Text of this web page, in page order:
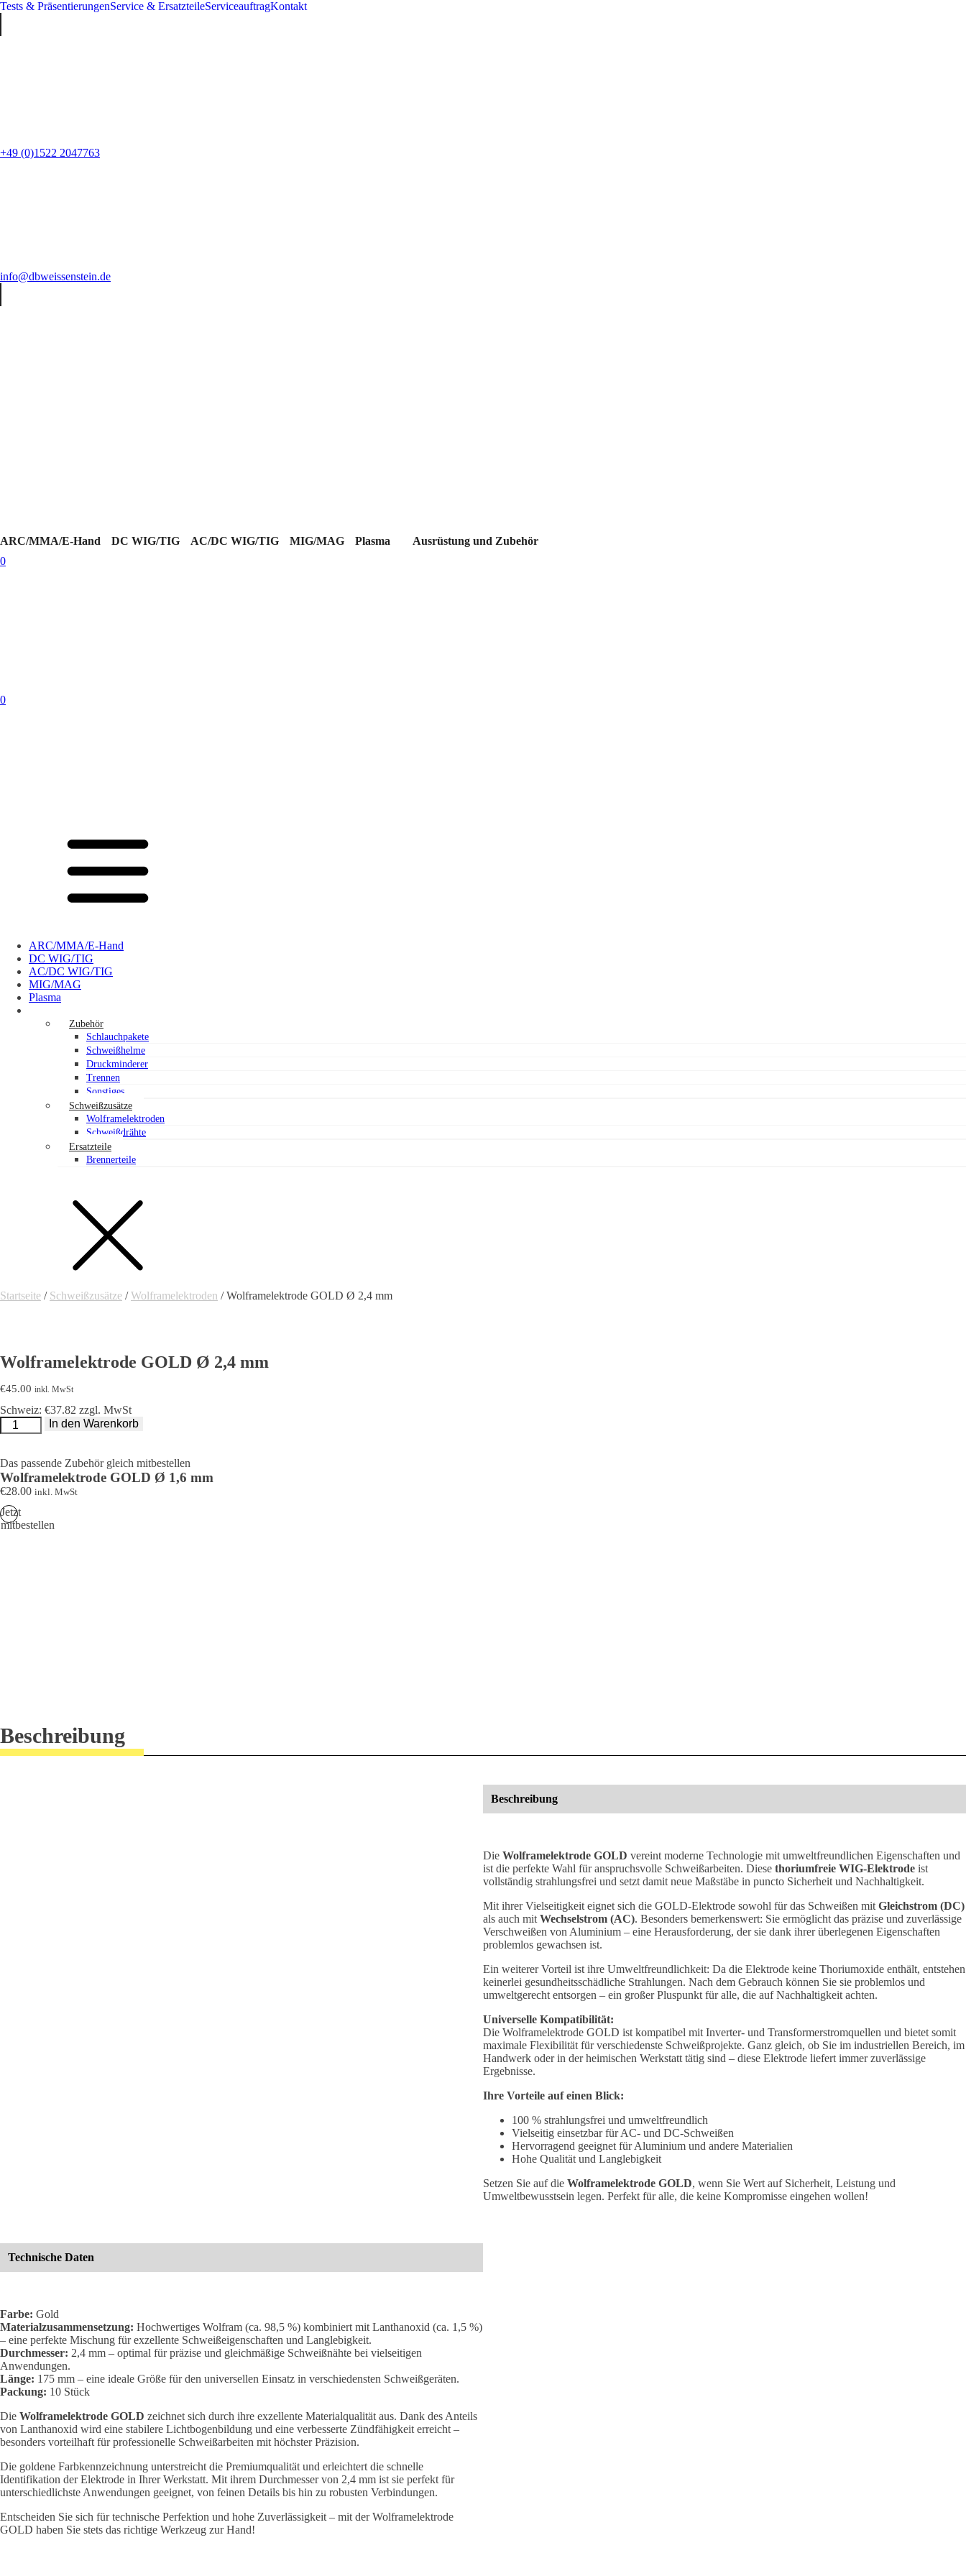
Tests & PräsentierungenService & ErsatzteileServiceauftragKontakt
+49 (0)1522 2047763
info@dbweissenstein.de
ARC/MMA/E-Hand DC WIG/TIG AC/DC WIG/TIG MIG/MAG Plasma
Ausrüstung und Zubehör
0
0
ARC/MMA/E-Hand
DC WIG/TIG
AC/DC WIG/TIG
MIG/MAG
Plasma
Zubehör
Schlauchpakete
Schweißhelme
Druckminderer
Trennen
Sonstiges
Schweißzusätze
Wolframelektroden
Schweißdrähte
Ersatzteile
Brennerteile
Startseite / Schweißzusätze /Wolframelektroden / Wolframelektrode GOLD Ø 2,4 mm
Wolframelektrode GOLD Ø 2,4 mm
€45.00 inkl. MwSt
Schweiz: €37.82 zzgl. MwSt
Wolframelektrode
GOLD
mm
Menge
In den Warenkorb
Das passende Zubehör gleich mitbestellen
Wolframelektrode GOLD Ø 1,6 mm
€28.00 inkl. MwSt
Jetzt
mitbestellen
Beschreibung
Beschreibung
Die Wolframelektrode GOLD vereint moderne Technologie mit umweltfreundlichen Eigenschaften und
ist die perfekte Wahl für anspruchsvolle Schweißarbeiten. Diese thoriumfreie WIG-Elektrode ist
vollständig strahlungsfrei und setzt damit neue Maßstäbe in puncto Sicherheit und Nachhaltigkeit.
Mit ihrer Vielseitigkeit eignet sich die GOLD-Elektrode sowohl für das Schweißen mit Gleichstrom (DC)
als auch mit Wechselstrom (AC). Besonders bemerkenswert: Sie ermöglicht das präzise und zuverlässige
Verschweißen von Aluminium – eine Herausforderung, der sie dank ihrer überlegenen Eigenschaften
problemlos gewachsen ist.
Ein weiterer Vorteil ist ihre Umweltfreundlichkeit: Da die Elektrode keine Thoriumoxide enthält, entstehen
keinerlei gesundheitsschädliche Strahlungen. Nach dem Gebrauch können Sie sie problemlos und
umweltgerecht entsorgen – ein großer Pluspunkt für alle, die auf Nachhaltigkeit achten.
Universelle Kompatibilität:
Die Wolframelektrode GOLD ist kompatibel mit Inverter- und Transformerstromquellen und bietet somit
maximale Flexibilität für verschiedenste Schweißprojekte. Ganz gleich, ob Sie im industriellen Bereich, im
Handwerk oder in der heimischen Werkstatt tätig sind – diese Elektrode liefert immer zuverlässige
Ergebnisse.
Ihre Vorteile auf einen Blick:
100 % strahlungsfrei und umweltfreundlich
Vielseitig einsetzbar für AC- und DC-Schweißen
Hervorragend geeignet für Aluminium und andere Materialien
Hohe Qualität und Langlebigkeit
Setzen Sie auf die Wolframelektrode GOLD, wenn Sie Wert auf Sicherheit, Leistung und
Umweltbewusstsein legen. Perfekt für alle, die keine Kompromisse eingehen wollen!
Technische Daten
Farbe: Gold
Materialzusammensetzung: Hochwertiges Wolfram (ca. 98,5 %) kombiniert mit Lanthanoxid (ca. 1,5 %)
– eine perfekte Mischung für exzellente Schweißeigenschaften und Langlebigkeit.
Durchmesser: 2,4 mm – optimal für präzise und gleichmäßige Schweißnähte bei vielseitigen
Anwendungen.
Länge: 175 mm – eine ideale Größe für den universellen Einsatz in verschiedensten Schweißgeräten.
Packung: 10 Stück
Die Wolframelektrode GOLD zeichnet sich durch ihre exzellente Materialqualität aus. Dank des Anteils
von Lanthanoxid wird eine stabilere Lichtbogenbildung und eine verbesserte Zündfähigkeit erreicht –
besonders vorteilhaft für professionelle Schweißarbeiten mit höchster Präzision.
Die goldene Farbkennzeichnung unterstreicht die Premiumqualität und erleichtert die schnelle
Identifikation der Elektrode in Ihrer Werkstatt. Mit ihrem Durchmesser von 2,4 mm ist sie perfekt für
unterschiedlichste Anwendungen geeignet, von feinen Details bis hin zu robusten Verbindungen.
Entscheiden Sie sich für technische Perfektion und hohe Zuverlässigkeit – mit der Wolframelektrode
GOLD haben Sie stets das richtige Werkzeug zur Hand!